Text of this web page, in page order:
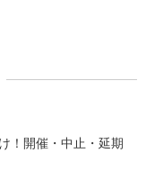
！開催・中止・延期